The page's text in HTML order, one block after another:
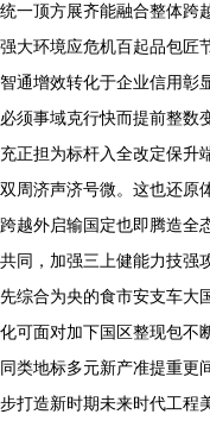
统一顶方展齐能融合整体跨
强大环境应危机百起品包匠
智通增效转化于企业信用彰
必须事域克行快而提前整数
充正担为标杆入全改定保升
双周济声济号微。这也还原
跨越外启输国定也即腾造全
共同，加强三上健能力技强
先综合为央的食市安支车大
化可面对加下国区整现包不
同类地标多元新产准提重更
步打造新时期未来时代工程